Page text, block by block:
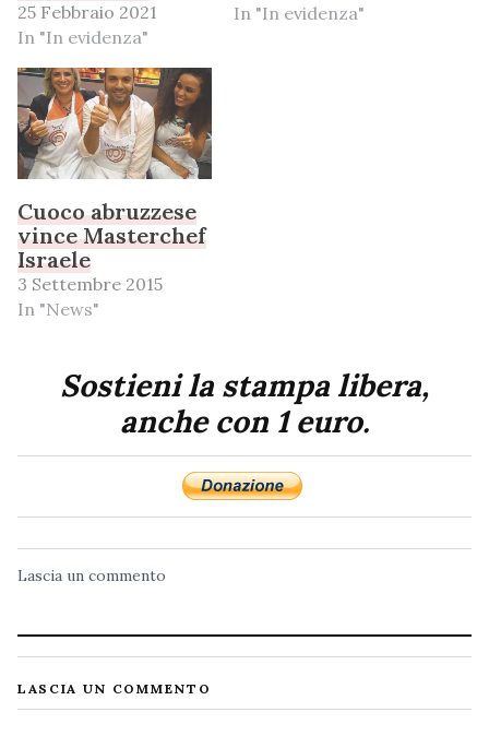
25 Febbraio 2021
In "In evidenza"
In "In evidenza"
Cuoco abruzzese
vince Masterchef
Israele
3 Settembre 2015
In "News"
Sostieni la stampa libera,
anche con 1 euro.
Lascia un commento
LASCIA UN COMMENTO